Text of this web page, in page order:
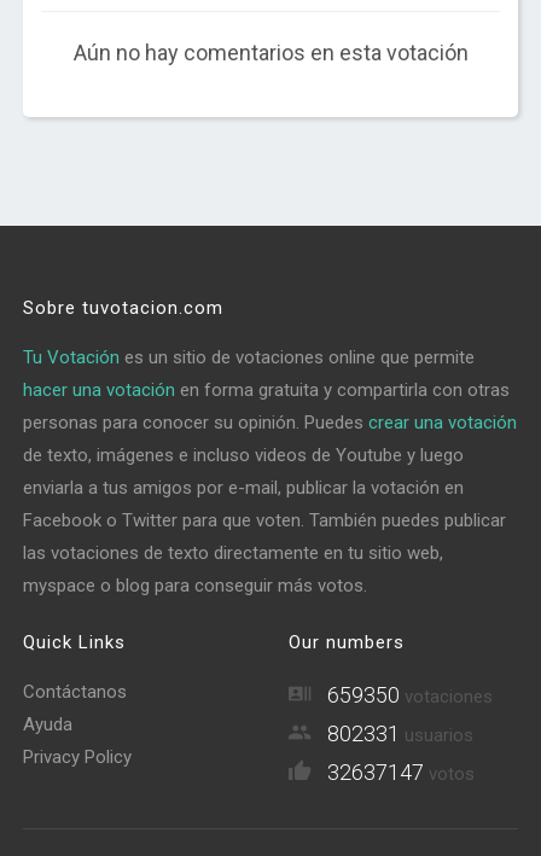
Aún no hay comentarios en esta votación
Sobre tuvotacion.com
Tu Votación es un sitio de votaciones online que permite
hacer una votación en forma gratuita y compartirla con otras
personas para conocer su opinión. Puedescrear una votación
de texto, imágenes e incluso videos de Youtube y luego
enviarla a tus amigos por e-mail, publicar la votación en
Facebook o Twitter para que voten. También puedes publicar
las votaciones de texto directamente en tu sitio web,
myspace o blog para conseguir más votos.
Quick Links
Contáctanos
Ayuda
Privacy Policy
Our numbers
659350 votaciones
802331 usuarios
32637147 votos